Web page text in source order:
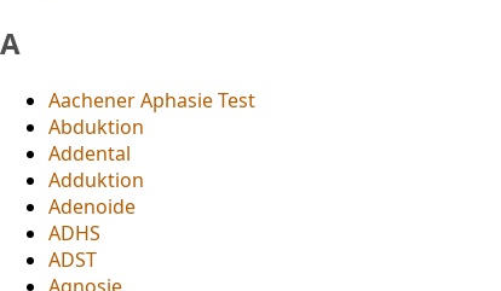
A
Aachener Aphasie Test
Abduktion
Addental
Adduktion
Adenoide
ADHS
ADST